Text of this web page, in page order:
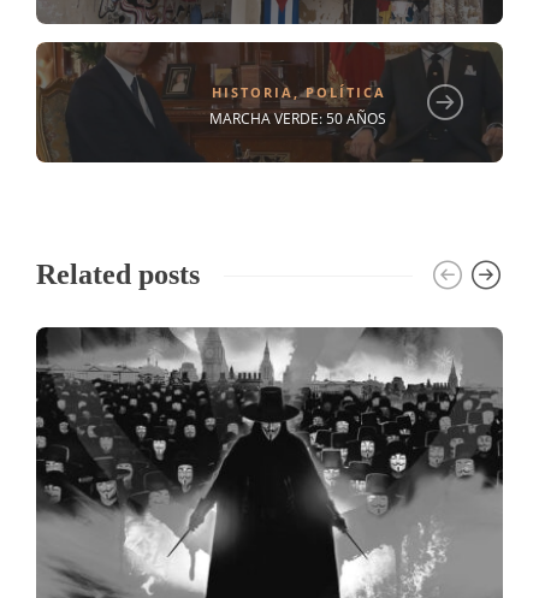
HISTORIA ,POLÍTICA
MARCHA VERDE: 50 AÑOS
Related posts